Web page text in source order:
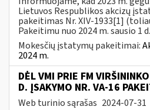
Lietuvos Respublikos akcizų
pakeitimas Nr. XIV-1933[1]
Pakeitimu nuo 2024 m. sausio 1
Mokesčių įstatymų pakeitimai:
2024 m.
DĖL VMI PRIE FM
D. ĮSAKYMO NR. VA-16
Web turinio sąrašas 2024-07-31